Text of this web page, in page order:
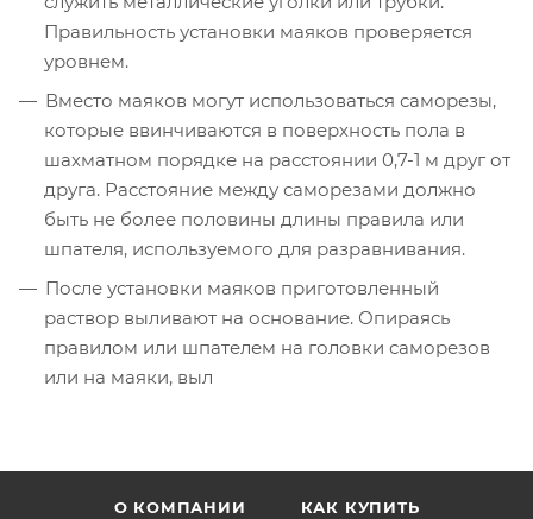
Правильность установки маяков проверяется
уровнем.
Вместо маяков могут использоваться саморезы,
которые ввинчиваются в поверхность пола в
шахматном порядке на расстоянии 0,7-1 м друг от
друга. Расстояние между саморезами должно
быть не более половины длины правила или
шпателя, используемого для разравнивания.
После установки маяков приготовленный
раствор выливают на основание. Опираясь
правилом или шпателем на головки саморезов
или на маяки, выл
О КОМПАНИИ КАК КУПИТЬ